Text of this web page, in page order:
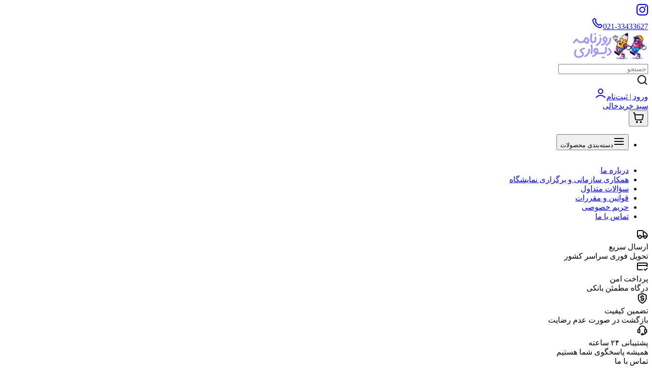
021-33433627
ورود | ثبت‌نام
سبد خریدخالی
دسته‌بندی محصولات
درباره ما
همکاری سازمانی و برگزاری نمایشگاه
سؤالات متداول
قوانین و مقررات
حریم خصوصی
تماس با ما
ارسال سریع
تحویل فوری سراسر کشور
پرداخت امن
درگاه مطمئن بانکی
تضمین کیفیت
بازگشت در صورت عدم رضایت
پشتیبانی ۲۴ ساعته
همیشه پاسخگوی شما هستیم
تماس با ما